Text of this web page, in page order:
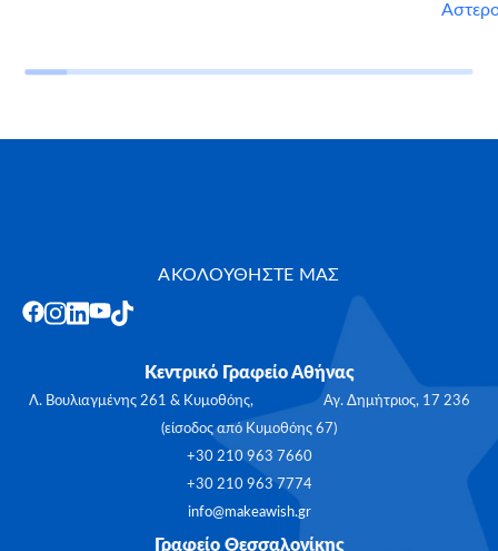
ΑΚΟΛΟΥΘΗΣΤΕ ΜΑΣ
Κεντρικό Γραφείο Αθήνας
Λ. Βουλιαγμένης 261 & Κυμοθόης, Αγ. Δημήτριος, 17 236
(είσοδος από Κυμοθόης 67)
+30 210 963 7660
+30 210 963 7774
info@makeawish.gr
Γραφείο Θεσσαλονίκης